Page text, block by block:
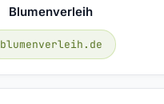
Blumenverleih
blumenverleih.de